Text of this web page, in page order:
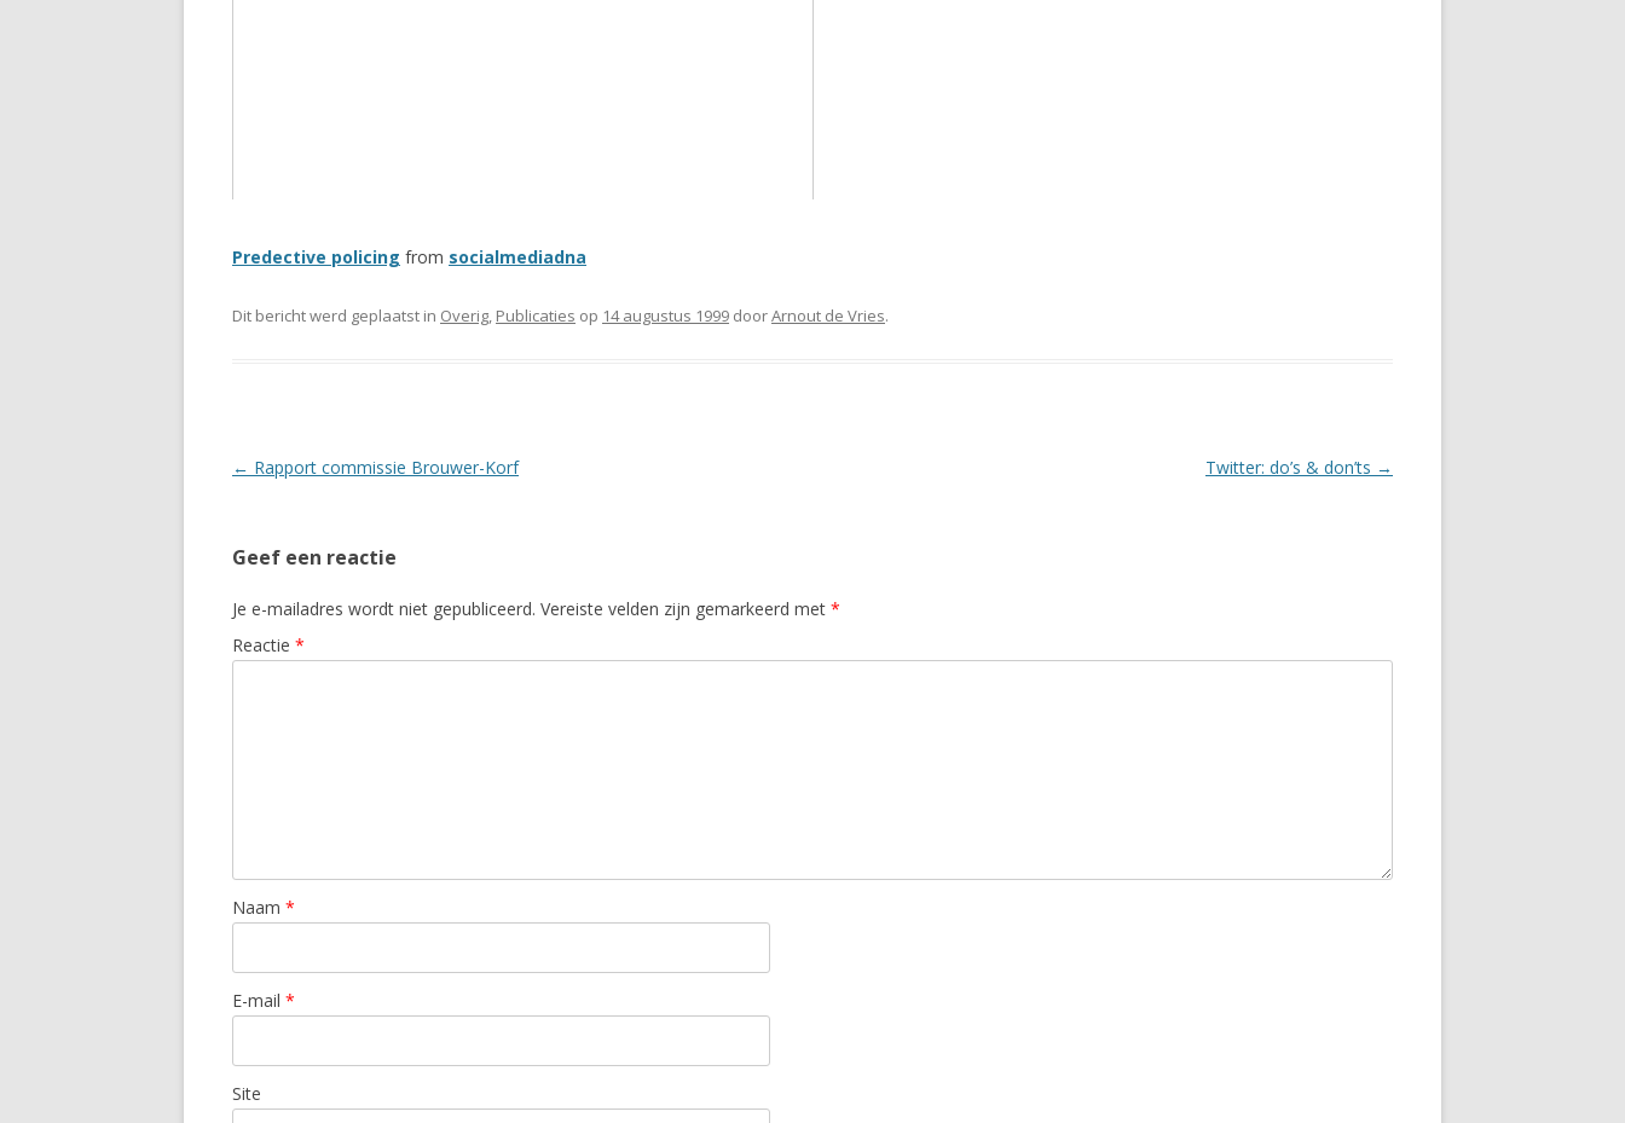
Predective policing from socialmediadna
Dit bericht werd geplaatst in Overig, Publicaties op 14 augustus 1999 doorArnout de Vries.
Berichtnavigatie
← Rapport commissie Brouwer-Korf Twitter: do’s & don’ts →
Geef een reactie
Je e-mailadres wordt niet gepubliceerd. Vereiste velden zijn gemarkeerd met *
Reactie *
Naam *
E-mail *
Site